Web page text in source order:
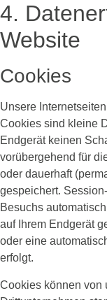
4.
Website
Cookies
Unsere
Cookies sind kleine
Endgerät keinen
vorübergehend für
oder dauerhaft
gespeichert.
Besuchs
auf Ihrem Endgerät
oder eine
erfolgt.
Cookies können von